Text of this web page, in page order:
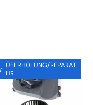
ÜBERHOLUNG/REPARAT
UR